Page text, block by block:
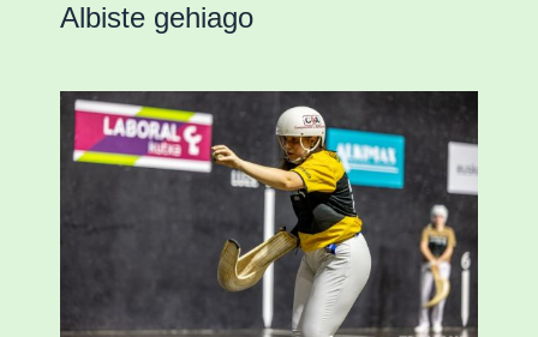
Albiste gehiago
Astelehenean Durangon jokatuko den
emakumezkoen zesta finaleko sarrerak